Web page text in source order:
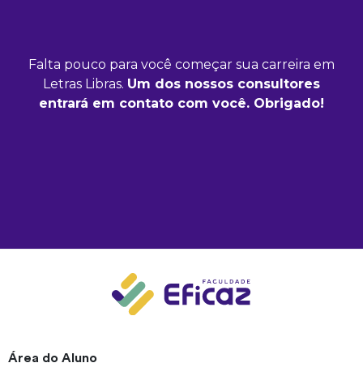
Falta pouco para você começar sua carreira em
Letras Libras. Um dos nossos consultores
entrará em contato com você. Obrigado!
Área do Aluno